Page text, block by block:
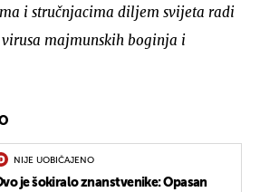
i stručnjacima diljem svijeta radi
majmunskih boginja i
NIJE UOBIČAJENO
je šokiralo znanstvenike: Opasan